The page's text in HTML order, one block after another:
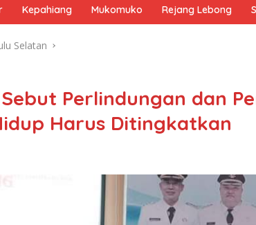
Kepahiang Mukomuko Rejang Lebong
Selatan
Perlindungan dan
Harus Ditingkatkan